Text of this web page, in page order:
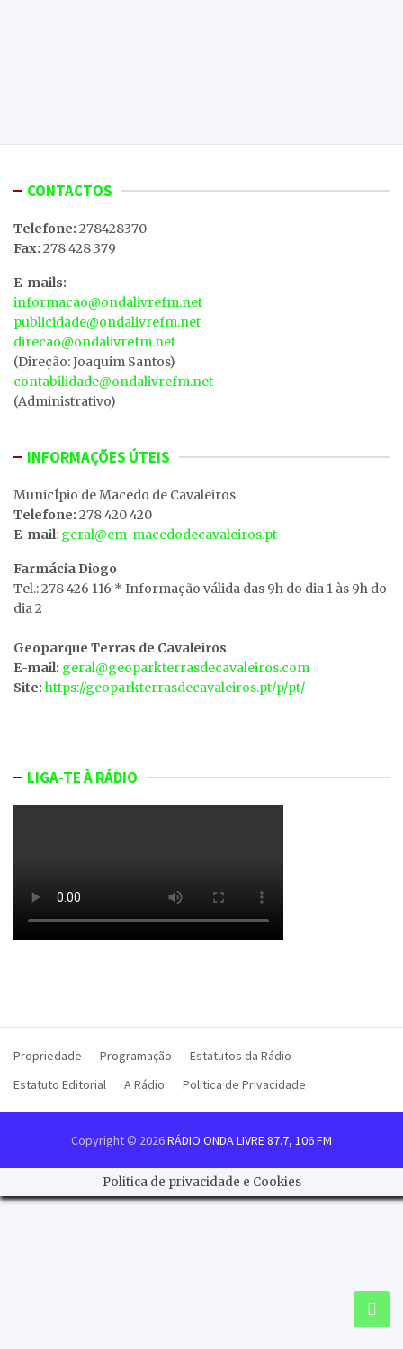
CONTACTOS
Telefone: 278428370
Fax: 278 428 379
E-mails:
informacao@ondalivrefm.net
publicidade@ondalivrefm.net
direcao@ondalivrefm.net
(Direção: Joaquim Santos)
contabilidade@ondalivrefm.net
(Administrativo)
INFORMAÇÕES ÚTEIS
MunicÍpio de Macedo de Cavaleiros
Telefone: 278 420 420
E-mail: geral@cm-macedodecavaleiros.pt
Farmácia Diogo
Tel.: 278 426 116 * Informação válida das 9h do dia 1 às 9h do
dia 2
Geoparque Terras de Cavaleiros
E-mail: geral@geoparkterrasdecavaleiros.com
Site: https://geoparkterrasdecavaleiros.pt/p/pt/
LIGA-TE À RÁDIO
Propriedade Programação
Estatutos da Rádio
Estatuto Editorial
A Rádio Politica de Privacidade
Copyright © 2026RÁDIO ONDA LIVRE 87.7, 106 FM
Politica de privacidade e Cookies